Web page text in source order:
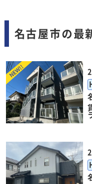
名古屋市の最